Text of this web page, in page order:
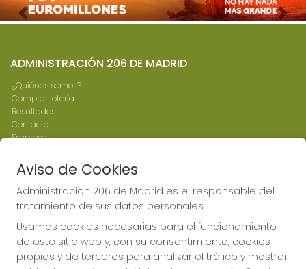
Imagen anterior
ADMINISTRACIÓN 206 DE MADRID
¿Quiénes somos?
Comprar lotería
Resultados
Contacto
Empresas
Peñas
Boletos digitales
Acceso
Registro
CONTACTO
ADMINISTRACION DE LOTERIAS: 206-MADRID - RECEPTOR
Aviso de Cookies
Administración 206 de Madrid es el responsable del
tratamiento de sus datos personales.
Usamos cookies necesarias para el funcionamiento
de este sitio web y, con su consentimiento, cookies
propias y de terceros para analizar el tráfico y mostrar